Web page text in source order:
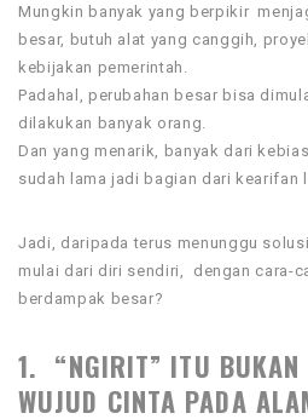
Mungkin banyak yang berpikir
besar, butuh alat yang canggih,
kebijakan pemerintah.
Padahal, perubahan besar bisa
dilakukan banyak orang.
Dan yang menarik, banyak dari
sudah lama jadi bagian dari kearifan
Jadi, daripada terus menunggu
mulai dari diri sendiri, dengan cara-
berdampak besar?
1. “NGIRIT” ITU BUKAN
WUJUD CINTA PADA